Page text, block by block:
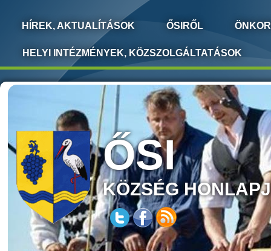
HÍREK, AKTUALÍTÁSOK ŐSIRŐL
HELYI INTÉZMÉNYEK, KÖZSZOLGÁLTATÁSOK
ŐSI
KÖZSÉG